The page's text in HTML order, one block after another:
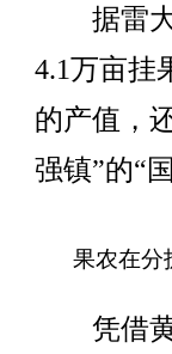
据雷大
4.1万亩挂
的产值，
强镇”的“
果农在分
凭借黄